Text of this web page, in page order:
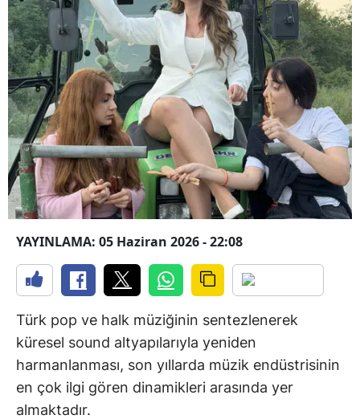
YAYINLAMA: 05 Haziran 2026 - 22:08
Türk pop ve halk müziğinin sentezlenerek
küresel sound altyapılarıyla yeniden
harmanlanması, son yıllarda müzik endüstrisinin
en çok ilgi gören dinamikleri arasında yer
almaktadır.